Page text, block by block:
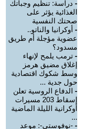
- دراسة: تنظيم وجباتك
الغذائية يؤثر على
صحتك النفسية
- أوكرانيا والناتو..
عضوية مؤجلة أم طريق
مسدود؟
- ترمب يلمح لإنهاء
إغلاق مضيق هرمز
وسط شكوك اقتصادية
حول جدية ...
- الدفاع الروسية تعلن
إسقاط 203 مسيرات
أوكرانية الليلة الماضية
...
- -نوفوستي-: موعد